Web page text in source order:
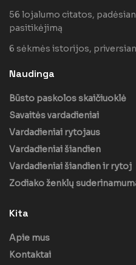
56 lojalumo citatos,
pasitikėjimą
6 sėkmės istorijos,
Naudinga
Būsto paskolos skaičiuoklė
Savaitės vardadieniai
Vardadieniai rytojaus
Vardadieniai šiandien
Vardadieniai šiandien ir rytoj
Zodiako ženklų
Kita
Apie mus
Kontaktai